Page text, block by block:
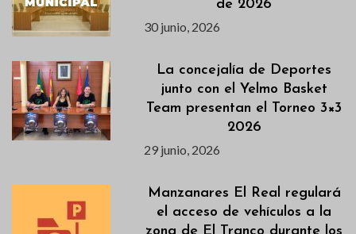
de 2026
30 junio, 2026
La concejalía de Deportes
junto con el Yelmo Basket
Team presentan el Torneo 3×3
2026
29 junio, 2026
Manzanares El Real regulará
el acceso de vehículos a la